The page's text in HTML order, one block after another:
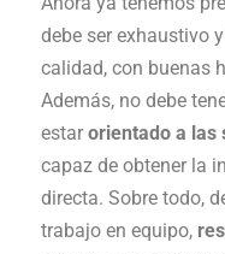
debe ser exhaustivo
calidad, con buenas
Además, no debe
estar orientado a las
capaz de obtener la
directa. Sobre todo,
trabajo en equipo,